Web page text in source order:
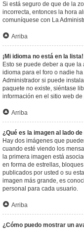
Si está seguro de que de la
incorrecta, entonces la hora
comuníquese con La
Arriba
¡Mi idioma no está en la lista!
Esto se puede deber a que
idioma para el foro o nadie
Administrador si puede
paquete no existe, siéntase
información en el sitio web de
Arriba
¿Qué es la imagen al lado
Hay dos imágenes que
cuando esté viendo los
la primera imagen está
en forma de estrellas,
publicados por usted o su
imagen más grande, es
personal para cada usuario.
Arriba
¿Cómo puedo mostrar un